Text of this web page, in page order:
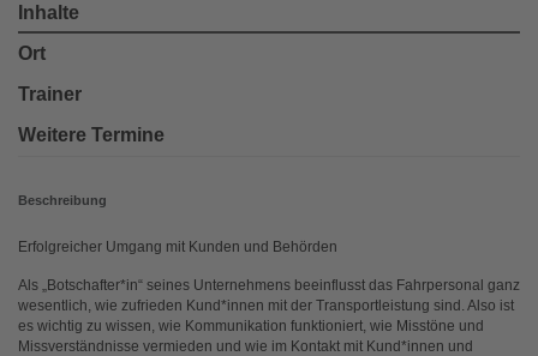
Inhalte
Ort
Trainer
Weitere Termine
Beschreibung
Erfolgreicher Umgang mit Kunden und Behörden
Als „Botschafter*in“ seines Unternehmens beeinflusst das Fahrpersonal ganz
wesentlich, wie zufrieden Kund*innen mit der Transportleistung sind. Also ist
es wichtig zu wissen, wie Kommunikation funktioniert, wie Misstöne und
Missverständnisse vermieden und wie im Kontakt mit Kund*innen und